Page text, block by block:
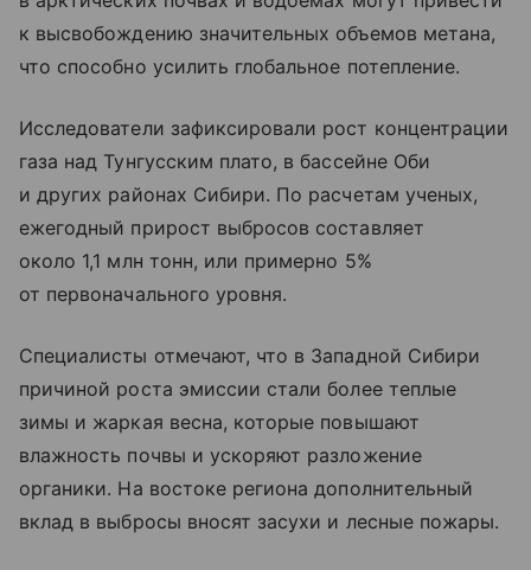
к высвобождению значительных объемов метана,
что способно усилить глобальное потепление.
Исследователи зафиксировали рост концентрации
газа над Тунгусским плато, в бассейне Оби
и других районах Сибири. По расчетам ученых,
ежегодный прирост выбросов составляет
около 1,1 млн тонн, или примерно 5%
от первоначального уровня.
Специалисты отмечают, что в Западной Сибири
причиной роста эмиссии стали более теплые
зимы и жаркая весна, которые повышают
влажность почвы и ускоряют разложение
органики. На востоке региона дополнительный
вклад в выбросы вносят засухи и лесные пожары.